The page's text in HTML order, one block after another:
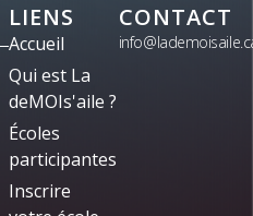
LIENS
Accueil
Qui est La
deMOIs'aile ?
Écoles
participantes
Inscrire
CONTACT